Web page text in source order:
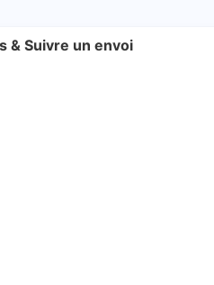
& Suivre un envoi